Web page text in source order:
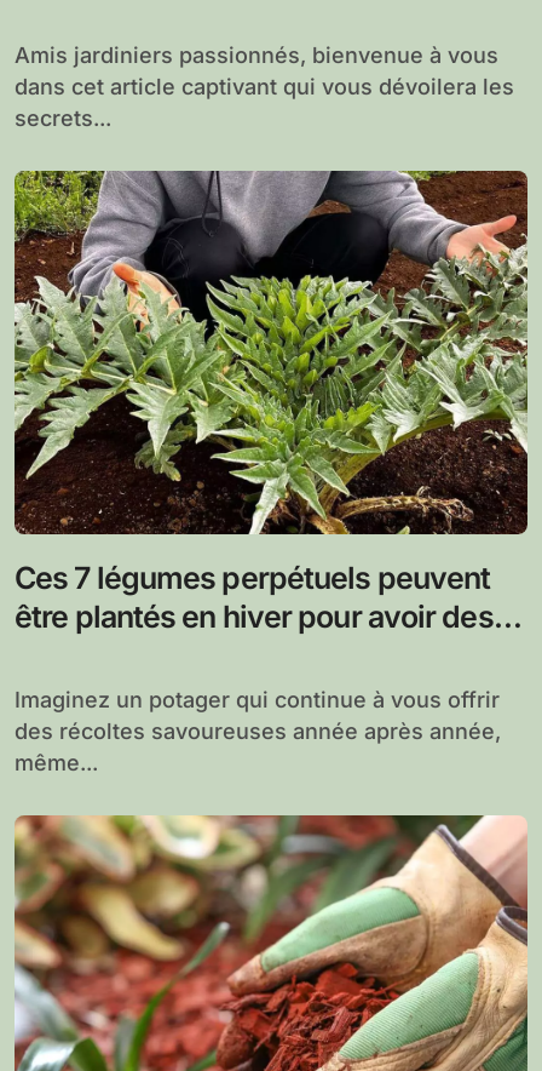
Amis jardiniers passionnés, bienvenue à vous
dans cet article captivant qui vous dévoilera les
secrets...
Ces 7 légumes perpétuels peuvent
être plantés en hiver pour avoir des
Imaginez un potager qui continue à vous offrir
des récoltes savoureuses année après année,
même...